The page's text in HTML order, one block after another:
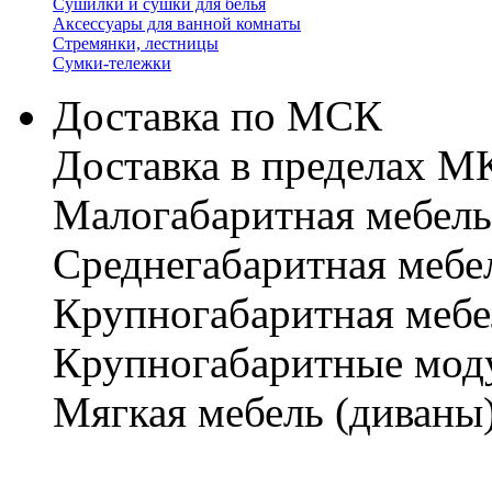
Сушилки и сушки для белья
Аксессуары для ванной комнаты
Стремянки, лестницы
Сумки-тележки
Доставка по МСК
Доставка в пределах
Малогабаритная
Cреднегабаритная
Крупногабаритная
Крупногабаритные
Мягкая мебель